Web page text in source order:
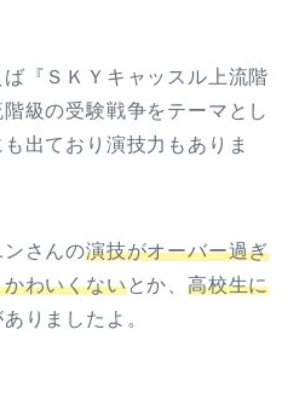
『ＳＫＹキャッスル上流階
級の受験戦争をテーマとし
出ており演技力もありま
ンさんの演技がオーバー過ぎ
かわいくないとか、高校生に
りましたよ。